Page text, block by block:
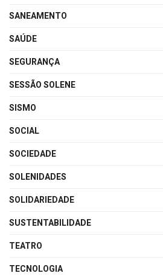
SANEAMENTO
SAÚDE
SEGURANÇA
SESSÃO SOLENE
SISMO
SOCIAL
SOCIEDADE
SOLENIDADES
SOLIDARIEDADE
SUSTENTABILIDADE
TEATRO
TECNOLOGIA